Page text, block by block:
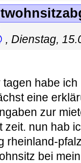
, Dienstag,
habe
eine
zur
zeit. nun hab
rheinland-
bei